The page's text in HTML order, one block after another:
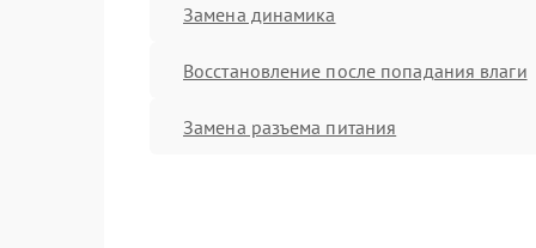
Замена динамика
Восстановление после попадания влаги
Замена разъема питания